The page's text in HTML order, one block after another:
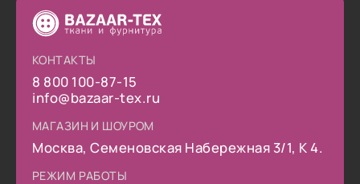
КОНТАКТЫ
8 800 100-87-15
info@bazaar-tex.ru
МАГАЗИН И ШОУРОМ
Москва, Семеновская Набережная 3/1, К 4.
РЕЖИМ РАБОТЫ